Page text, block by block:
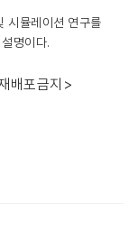
시뮬레이션 연구를
명이다.
배포금지>